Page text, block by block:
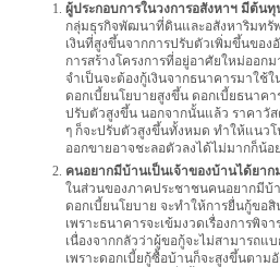
ผู้ประกอบการในวงการอสังหาฯ มีต้นทุ
กลุ่มธุรกิจพัฒนาที่ดินและอสังหาริมทรั
เงินที่สูงขึ้นจากการปรับตัวเพิ่มขึ้นของ
การสร้างโครงการที่อยู่อาศัยใหม่ออก
จำเป็นจะต้องกู้เงินจากธนาคารมาใช้
ดอกเบี้ยนโยบายสูงขึ้น ดอกเบี้ยธนาค
ปรับตัวสูงขึ้น นอกจากนั้นแล้ว ราคาวั
ๆ ก็จะปรับตัวสูงขึ้นทั้งหมด ทำให้แนว
ออกขายอาจชะลอตัวลงได้ไม่มากก็น้อย
คนอยากมีบ้านเป็นเจ้าของบ้านได้ยาก
ในส่วนของภาคประชาชนคนอยากมีบ้
ดอกเบี้ยนโยบาย จะทำให้การยื่นกู้ขอ
เพราะธนาคารจะเข้มงวดเรื่องการพิ
เนื่องจากกลัวว่าผู้ขอกู้จะไม่สามารถแ
เพราะดอกเบี้ยกู้ซื้อบ้านก็จะสูงขึ้นตาม